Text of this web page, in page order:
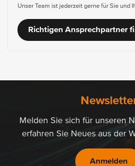
Unser Team ist jederzeit gerne für Sie und
Richtigen Ansprechpartner
Melden Sie sich für unseren
erfahren Sie Neues aus der
Anmelden